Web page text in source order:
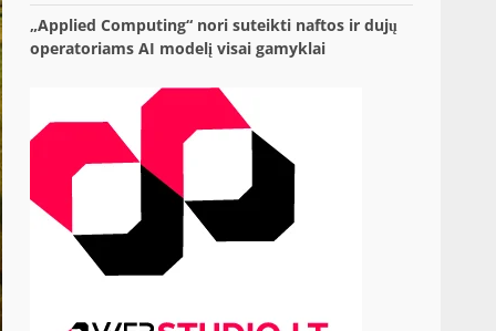
„Applied Computing“ nori suteikti naftos ir dujų
operatoriams AI modelį visai gamyklai